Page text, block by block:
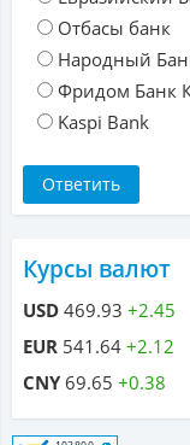
Отбасы банк
Народный
Фридом Банк
Kaspi Bank
Курсы валют
USD 469.93 +2.45
EUR 541.64 +2.12
CNY69.65 +0.38